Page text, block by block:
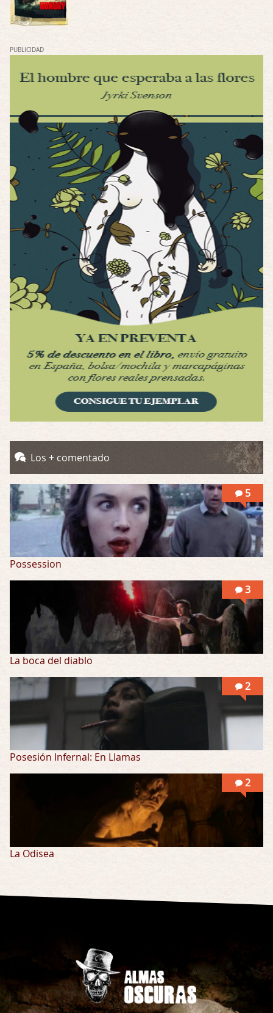
Possession
Por: FrancHis
Por: FrancHis
Yo justo fui a verla ayer al cine y la ver …
Por encima de tu cadáver
Por: Luar
Interesante cuando avanza, le falta algo d …
Por encima de tu cadáver
Por: Luar
Interesante cuando avanza, le falta algo d …
Possession
Se llama la posesión en castellano, está …
Obsession
Por: Mariano
Una película normalita, nada del otro mun …
Por: Chica Stark
Al principio por el hype que la dieron iba …
Possession
Posesión Infernal: En Llamas
Totalmente de acuerdo Ignacio. La he disfr …
PUBLICIDAD
Los + comentado
5
Possession
3
La boca del diablo
2
Posesión Infernal: En Llamas
2
La Odisea